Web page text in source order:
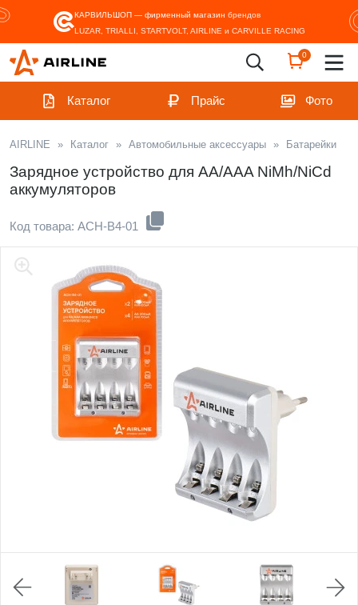
КАРВИЛЬШОП — фирменный магазин брендов
LUZAR, TRIALLI, STARTVOLT, AIRLINE и CARVILLE RACING
0
Каталог Прайс Фото
AIRLINE » Каталог » Автомобильные аксессуары » Батарейки
Зарядное устройство для AA/AAA NiMh/NiCd
аккумуляторов
Код товара: ACH-B4-01